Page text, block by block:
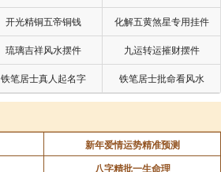
开光精铜五帝铜钱 化解五黄煞星专用挂件
琉璃吉祥风水摆件 九运转运摧财摆件
铁笔居士真人起名字 铁笔居士批命看风水
新年爱情运势精准预测
八字精批一生命理